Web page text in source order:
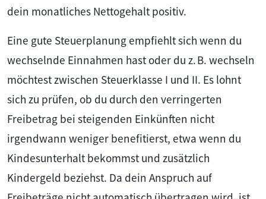
dein monatliches Nettogehalt positiv.
Eine gute Steuerplanung empfiehlt sich wenn du
wechselnde Einnahmen hast oder du z. B. wechseln
möchtest zwischen Steuerklasse I und II. Es lohnt
sich zu prüfen, ob du durch den verringerten
Freibetrag bei steigenden Einkünften nicht
irgendwann weniger benefitierst, etwa wenn du
Kindesunterhalt bekommst und zusätzlich
Kindergeld beziehst. Da dein Anspruch auf